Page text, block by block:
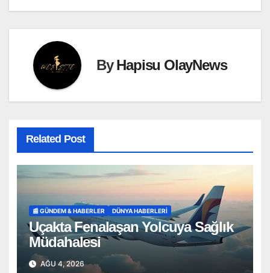
ByHapisu OlayNews
Related Post
📰 GÜNDEM & HABERLER DÜNYA HABERLERI
Uçakta Fenalaşan Yolcuya Sağlık
Müdahalesi
AĞU 4, 2026